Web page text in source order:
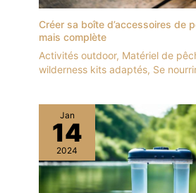
Créer sa boîte d’accessoires de
mais complète
Activités outdoor, Matériel de
wilderness kits adaptés, Se
Jan
14
2024